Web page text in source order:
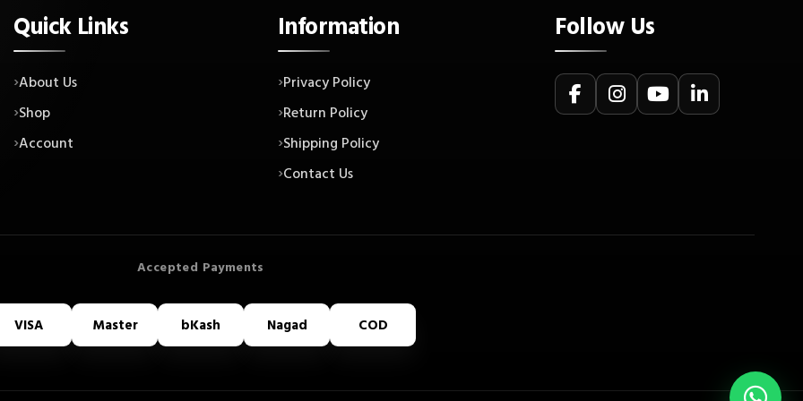
Quick Links
About Us
Shop
Account
Information
Privacy Policy
Return Policy
Shipping Policy
Contact Us
Follow Us
VISA Master bKash Nagad COD